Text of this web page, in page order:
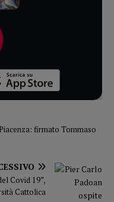
firmato Tommaso
Covid 19”,
Cattolica